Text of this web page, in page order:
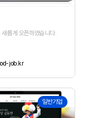
롭게 오픈하였습니다.
job.kr
일반기업